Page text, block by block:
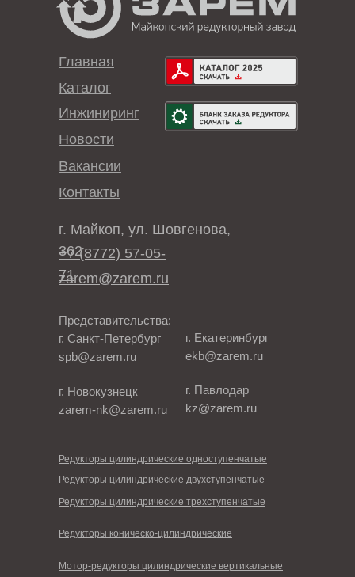
+7 (8772) 57-05-
71
Каталог
Инжиниринг
Контакты
Главная
Новости
Вакансии
zarem@zarem.ru
Редукторы цилиндрические одноступенчатые
Редукторы цилиндрические двухступенчатые
Редукторы цилиндрические трехступенчатые
Редукторы коническо-цилиндрические
Мотор-редукторы цилиндрические вертикальные
г. Майкоп, ул. Шовгенова,
362
Представительства:
г. Санкт-Петербург
spb@zarem.ru
г. Екатеринбург
ekb@zarem.ru
г. Новокузнецк
zarem-nk@zarem.ru
г. Павлодар
kz@zarem.ru